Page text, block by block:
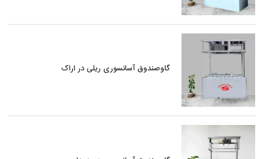
گاوصندوق آسانسوری ریلی در اراک